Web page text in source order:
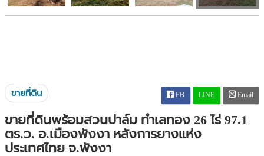
ขายที่ดิน FB LINE Email
ขายที่ดินพร้อมสวนปาล์ม ทำเลทอง 26 ไร่ 97.1
ตร.ว. อ.เมืองพังงา หลังการยางแห่ง
ประเทศไทย จ.พังงา